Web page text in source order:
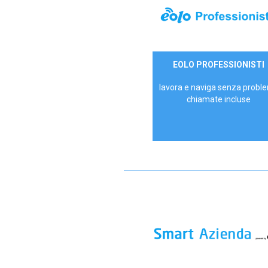
35,00 €/mese
EOLO PROFESSIONISTI
lavora e naviga senza
chiamate incluse